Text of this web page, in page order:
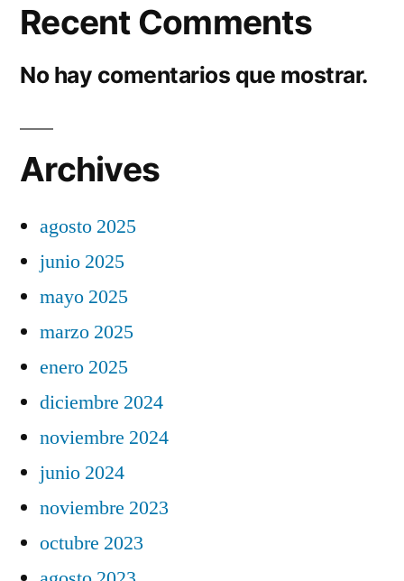
Recent Comments
No hay comentarios que mostrar.
Archives
agosto 2025
junio 2025
mayo 2025
marzo 2025
enero 2025
diciembre 2024
noviembre 2024
junio 2024
noviembre 2023
octubre 2023